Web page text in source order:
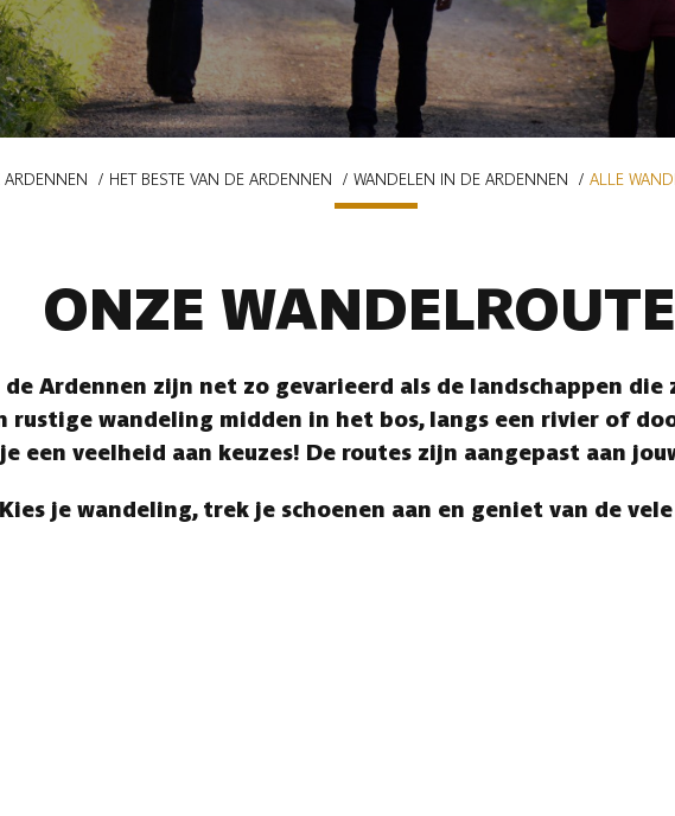
ARDENNEN HET BESTE VAN DE ARDENNEN WANDELEN IN DE ARDENNEN ALLE
ONZE
Ardennen zijn net zo gevarieerd als de landschappen die
rustige wandeling midden in het bos, langs een rivier of
een veelheid aan keuzes! De routes zijn aangepast aan
Kies je wandeling, trek je schoenen aan en geniet van de